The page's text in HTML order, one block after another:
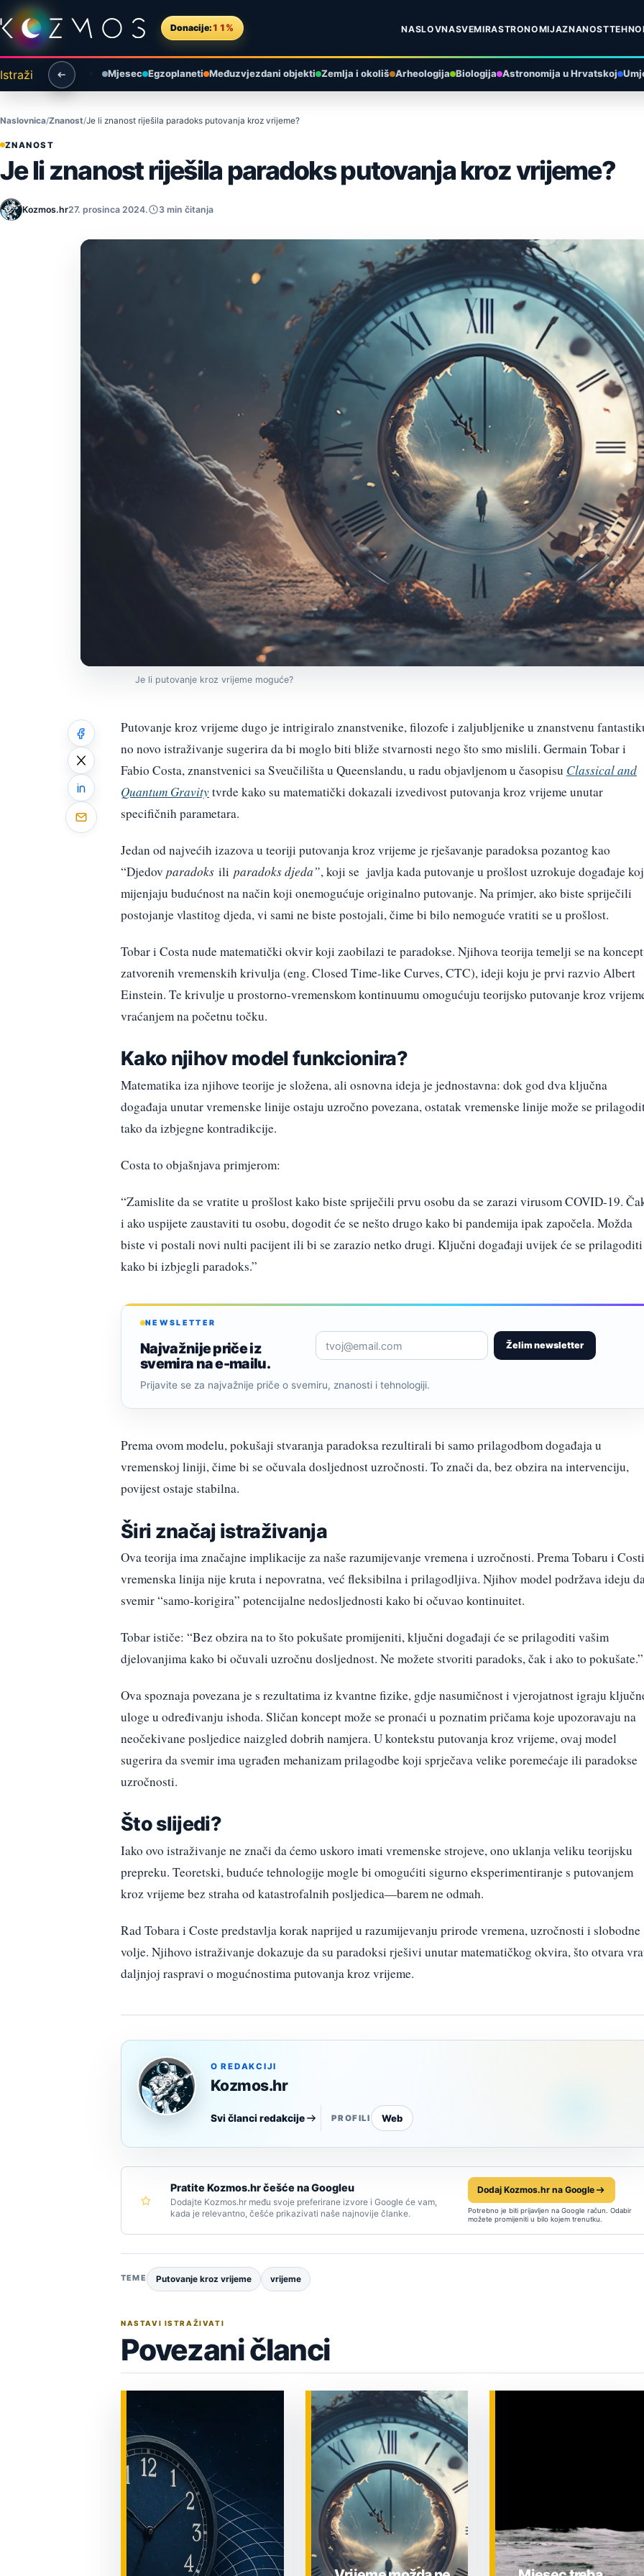
Preskoči na sadržaj
Donacije: 11% NASLOVNASVEMIRASTRONOMIJAZNANOST
Istraži Mjesec Egzoplaneti Međuzvjezdani objekti Zemlja i okoliš Arheologija Biologija Astronomija u Hrvatskoj
Naslovnica Znanost Je li znanost riješila paradoks putovanja kroz vrijeme?
ZNANOST
Je li znanost riješila paradoks putovanja kroz vrijeme?
Kozmos.hr27. prosinca 2024. 3 min čitanja
Je li putovanje kroz vrijeme moguće?
Putovanje kroz vrijeme dugo je intrigiralo znanstvenike, filozofe i zaljubljenike u znanstvenu
no novo istraživanje sugerira da bi moglo biti bliže stvarnosti nego što smo mislili. Germain Tobar i
Fabio Costa, znanstvenici sa Sveučilišta u Queenslandu, u radu objavljenom u časopisu Classical and
Quantum Gravitytvrde kako su matematički dokazali izvedivost putovanja kroz vrijeme unutar
specifičnih parametara.
Jedan od najvećih izazova u teoriji putovanja kroz vrijeme je rješavanje paradoksa pozantog kao
“Djedov paradoks ili paradoks djeda”, koji se javlja kada putovanje u prošlost uzrokuje događaje
mijenjaju budućnost na način koji onemogućuje originalno putovanje. Na primjer, ako biste spriječili
postojanje vlastitog djeda, vi sami ne biste postojali, čime bi bilo nemoguće vratiti se u prošlost.
Tobar i Costa nude matematički okvir koji zaobilazi te paradokse. Njihova teorija temelji se na
zatvorenih vremenskih krivulja (eng. Closed Time-like Curves, CTC), ideji koju je prvi razvio Albert
Einstein. Te krivulje u prostorno-vremenskom kontinuumu omogućuju teorijsko putovanje kroz
vraćanjem na početnu točku.
Kako njihov model funkcionira?
Matematika iza njihove teorije je složena, ali osnovna ideja je jednostavna: dok god dva ključna
događaja unutar vremenske linije ostaju uzročno povezana, ostatak vremenske linije može se
tako da izbjegne kontradikcije.
Costa to objašnjava primjerom:
“Zamislite da se vratite u prošlost kako biste spriječili prvu osobu da se zarazi virusom COVID-19.
i ako uspijete zaustaviti tu osobu, dogodit će se nešto drugo kako bi pandemija ipak započela. Možda
biste vi postali novi nulti pacijent ili bi se zarazio netko drugi. Ključni događaji uvijek će se prilagoditi
kako bi izbjegli paradoks.”
NEWSLETTER
Najvažnije priče iz
svemira na e-mailu.
Želim newsletter
Prijavite se za najvažnije priče o svemiru, znanosti i tehnologiji.
Prema ovom modelu, pokušaji stvaranja paradoksa rezultirali bi samo prilagodbom događaja u
vremenskoj liniji, čime bi se očuvala dosljednost uzročnosti. To znači da, bez obzira na intervenciju,
povijest ostaje stabilna.
Širi značaj istraživanja
Ova teorija ima značajne implikacije za naše razumijevanje vremena i uzročnosti. Prema Tobaru i
vremenska linija nije kruta i nepovratna, već fleksibilna i prilagodljiva. Njihov model podržava ideju
svemir “samo-korigira” potencijalne nedosljednosti kako bi očuvao kontinuitet.
Tobar ističe: “Bez obzira na to što pokušate promijeniti, ključni događaji će se prilagoditi vašim
djelovanjima kako bi očuvali uzročnu dosljednost. Ne možete stvoriti paradoks, čak i ako to pokušate.”
Ova spoznaja povezana je s rezultatima iz kvantne fizike, gdje nasumičnost i vjerojatnost igraju
uloge u određivanju ishoda. Sličan koncept može se pronaći u poznatim pričama koje upozoravaju na
neočekivane posljedice naizgled dobrih namjera. U kontekstu putovanja kroz vrijeme, ovaj model
sugerira da svemir ima ugrađen mehanizam prilagodbe koji sprječava velike poremećaje ili paradokse
uzročnosti.
Što slijedi?
Iako ovo istraživanje ne znači da ćemo uskoro imati vremenske strojeve, ono uklanja veliku teorijsku
prepreku. Teoretski, buduće tehnologije mogle bi omogućiti sigurno eksperimentiranje s putovanjem
kroz vrijeme bez straha od katastrofalnih posljedica—barem ne odmah.
Rad Tobara i Coste predstavlja korak naprijed u razumijevanju prirode vremena, uzročnosti i slobodne
volje. Njihovo istraživanje dokazuje da su paradoksi rješivi unutar matematičkog okvira, što otvara
daljnjoj raspravi o mogućnostima putovanja kroz vrijeme.
O REDAKCIJI
Kozmos.hr
Svi članci redakcije PROFILI Web
Pratite Kozmos.hr češće na Googleu
Dodajte Kozmos.hr među svoje preferirane izvore i Google će vam,
kada je relevantno, češće prikazivati naše najnovije članke.
Dodaj Kozmos.hr na Google
Potrebno je biti prijavljen na Google račun. Odabir
možete promijeniti u bilo kojem trenutku.
TEME Putovanje kroz vrijeme vrijeme
NASTAVI ISTRAŽIVATI
Povezani članci